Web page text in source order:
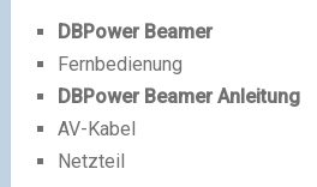
DBPower Beamer
Fernbedienung
DBPower Beamer Anleitung
AV-Kabel
Netzteil